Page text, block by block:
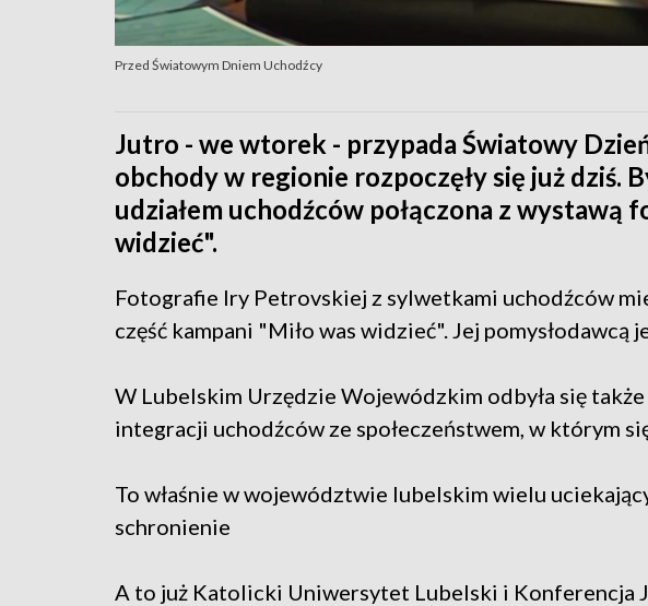
Przed Światowym Dniem Uchodźcy
Jutro - we wtorek - przypada Światowy
obchody w regionie rozpoczęły się już dziś.
udziałem uchodźców połączona z wystawą
widzieć".
Fotografie Iry Petrovskiej z sylwetkami uchodźców
część kampani "Miło was widzieć". Jej
W Lubelskim Urzędzie Wojewódzkim odbyła się
integracji uchodźców ze społeczeństwem, w którym
To właśnie w województwie lubelskim wielu
schronienie
A to już Katolicki Uniwersytet Lubelski i Konferencja